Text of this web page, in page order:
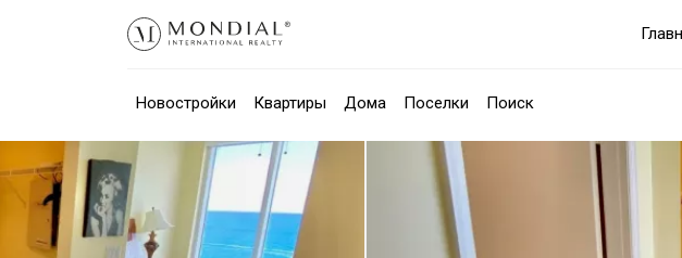
Новостройки Квартиры Дома Поселки Поиск